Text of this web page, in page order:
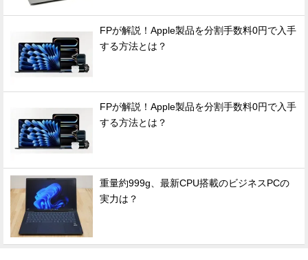
FPが解説！Apple製品を分割手数料0円で入手
する方法とは？
FPが解説！Apple製品を分割手数料0円で入手
する方法とは？
重量約999g、最新CPU搭載のビジネスPCの
実力は？